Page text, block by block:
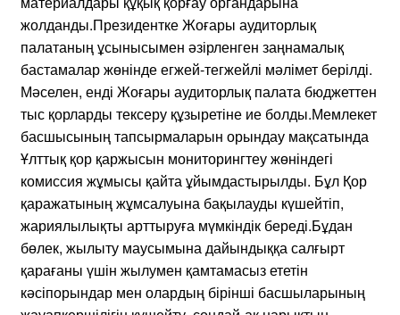
жолданды.Президентке Жоғары аудиторлық
палатаның ұсынысымен әзірленген заңнамалық
бастамалар жөнінде егжей-тегжейлі мәлімет берілді.
Мәселен, енді Жоғары аудиторлық палата бюджеттен
тыс қорларды тексеру құзыретіне ие болды.Мемлекет
басшысының тапсырмаларын орындау мақсатында
Ұлттық қор қаржысын мониторингтеу жөніндегі
комиссия жұмысы қайта ұйымдастырылды. Бұл Қор
қаражатының жұмсалуына бақылауды күшейтіп,
жариялылықты арттыруға мүмкіндік береді.Бұдан
бөлек, жылыту маусымына дайындыққа салғырт
қарағаны үшін жылумен қамтамасыз ететін
кәсіпорындар мен олардың бірінші басшыларының